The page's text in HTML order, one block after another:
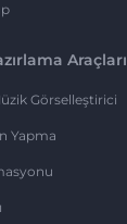
Araçları
Görselleştirici
Yapma